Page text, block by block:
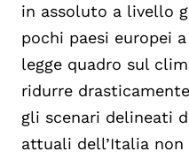
in assoluto a livello
pochi paesi europei
legge quadro sul
ridurre
gli scenari delineati
attuali dell’Italia